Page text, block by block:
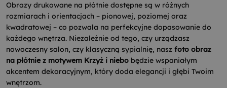
Obrazy drukowane na płótnie dostępne są w różnych
rozmiarach i orientacjach – pionowej, poziomej oraz
kwadratowej – co pozwala na perfekcyjne dopasowanie do
każdego wnętrza. Niezależnie od tego, czy urządzasz
nowoczesny salon, czy klasyczną sypialnię, nasz foto obraz
na płótnie z motywem Krzyż i niebo będzie wspaniałym
akcentem dekoracyjnym, który doda elegancji i głębi Twoim
wnętrzom.